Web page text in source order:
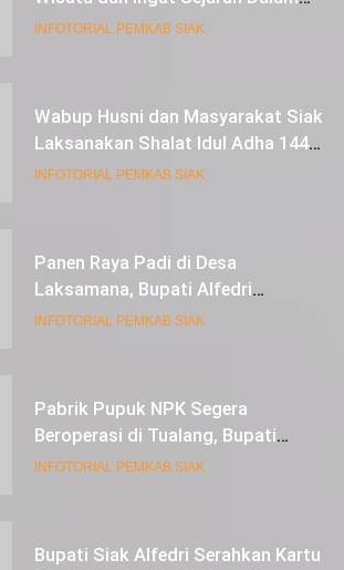
Lestarikan Peradaban
INFOTORIAL PEMKAB SIAK
Wabup Husni dan Masyarakat Siak
Laksanakan Shalat Idul Adha 1445
Hijriah di Lapangan Tugu Siak
INFOTORIAL PEMKAB SIAK
Panen Raya Padi di Desa
Laksamana, Bupati Alfedri
Serahkan 16 Unit Mesin Pompa Air
INFOTORIAL PEMKAB SIAK
Pabrik Pupuk NPK Segera
Beroperasi di Tualang, Bupati
Alfedri Investasi ini Tingkatkan
INFOTORIAL PEMKAB SIAK
Bupati Siak Alfedri Serahkan Kartu